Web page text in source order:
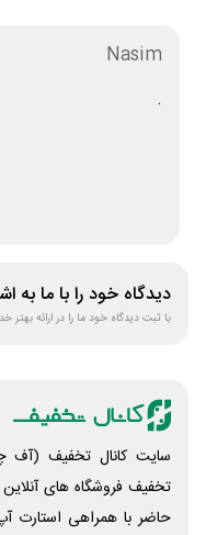
Nasim
.
دیدگاه خود را با ما به
با ثبت دیدگاه خود ما را در ارائه بهتر
سایت کانال تخفیف (آف
تخفیف فروشگاه های
حاضر با همراهی استارت